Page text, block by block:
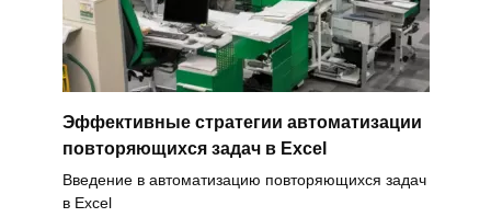
Эффективные стратегии автоматизации
повторяющихся задач в Excel
Введение в автоматизацию повторяющихся задач
в Excel